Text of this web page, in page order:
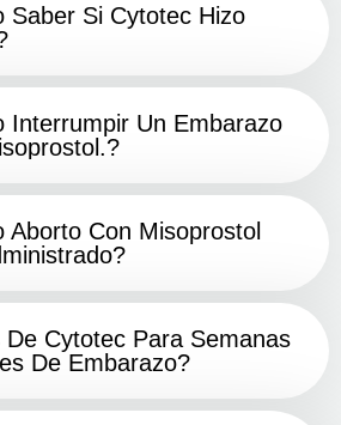
Saber Si Cytotec Hizo
Interrumpir Un Embarazo
Aborto Con Misoprostol
De Cytotec Para Semanas
De Embarazo?